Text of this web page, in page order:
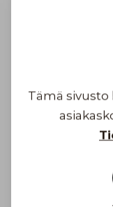
Ilmainen
Tämä